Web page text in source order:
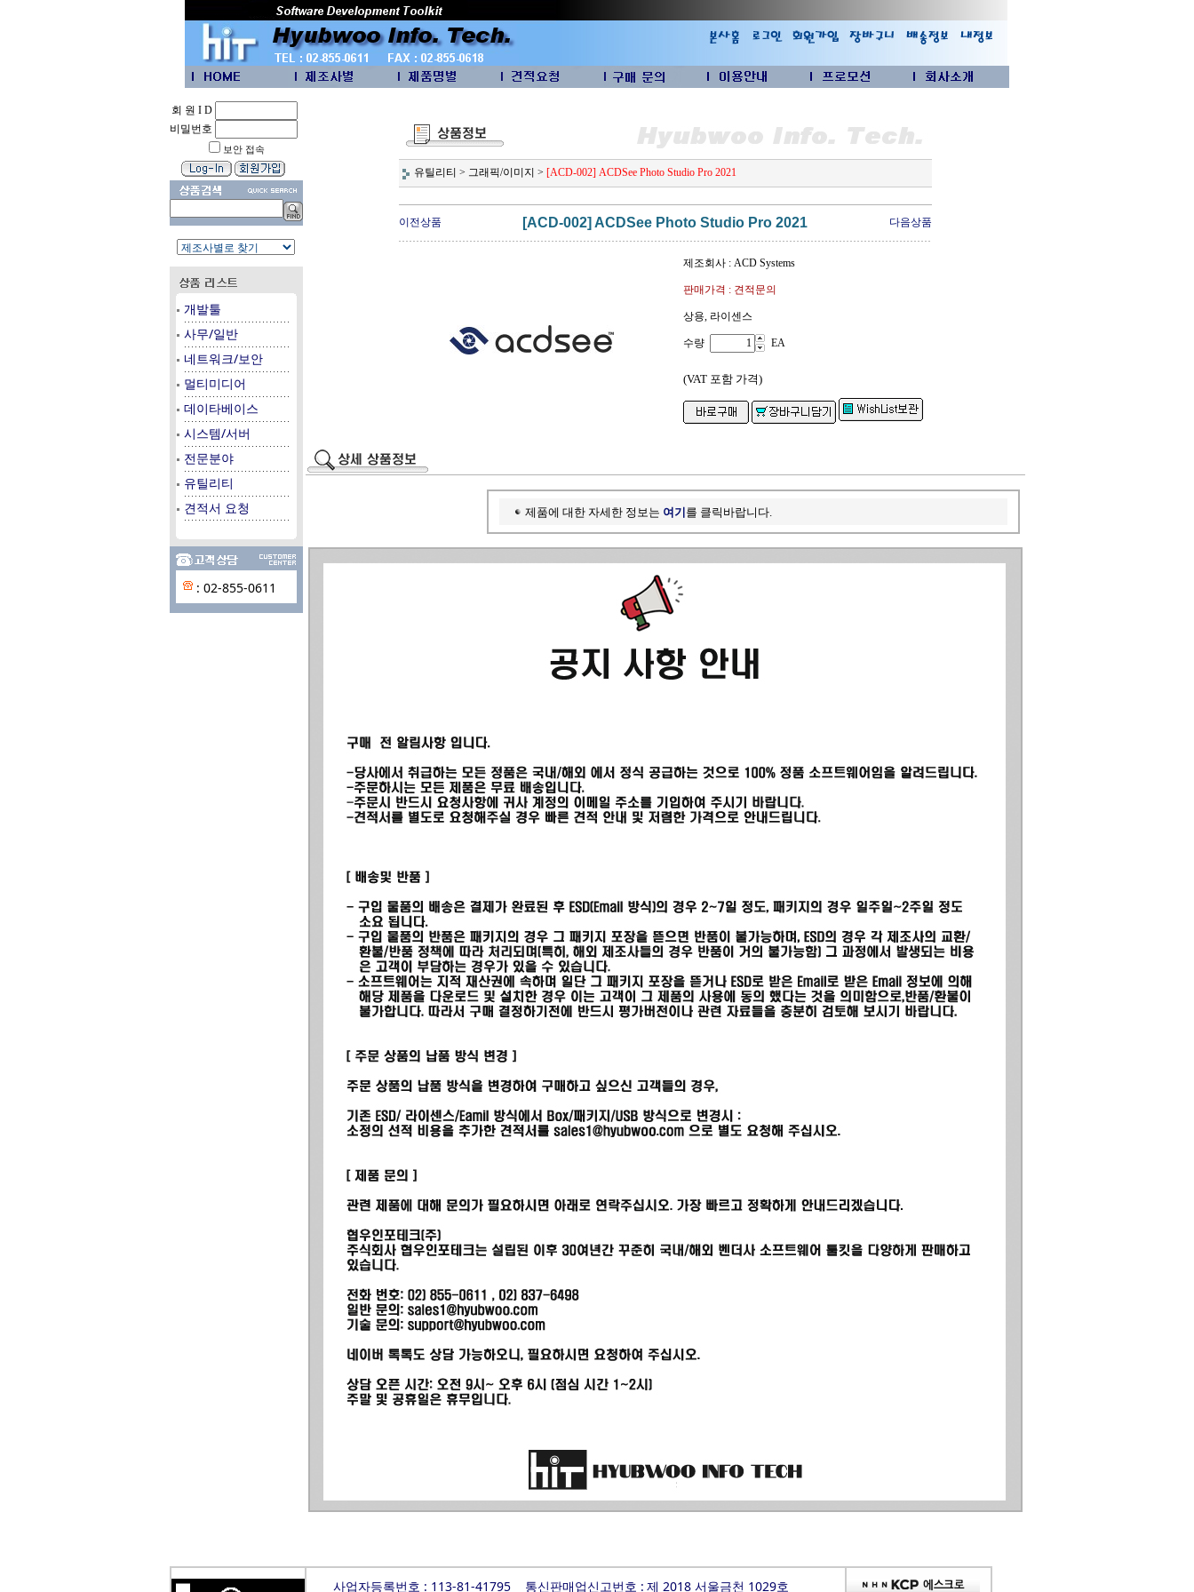
회 원 I D
비밀번호
보안 접속
개발툴
사무/일반
네트워크/보안
멀티미디어
데이타베이스
시스템/서버
전문분야
유틸리티
견적서 요청
: 02-855-0611
유틸리티 > 그래픽/이미지 > [ACD-002] ACDSee Photo Studio Pro 2021
이전상품 [ACD-002] ACDSee Photo Studio Pro 2021 다음상품
제조회사 : ACD Systems
판매가격 : 견적문의
상용, 라이센스
수량 EA
(VAT 포함 가격)
제품에 대한 자세한 정보는 여기 를 클릭바랍니다.
사업자등록번호 : 113-81-41795 통신판매업신고번호 : 제 2018 서울금천 1029호